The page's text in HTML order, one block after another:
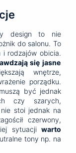
design to nie
do salonu. To
rodzajów obicia.
się jasne
wnętrze,
porządku.
być jednak
czy szarych,
stoi jednak na
czerwony,
sytuacji warto
tony np. na